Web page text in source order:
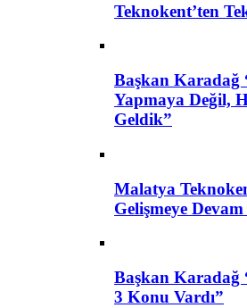
Teknokent’ten
Başkan Karadağ
Yapmaya Değil,
Geldik”
Malatya
Gelişmeye
Başkan Karadağ
3 Konu Vardı”